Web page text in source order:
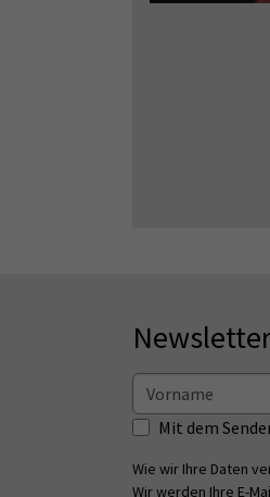
Mit dem
Wie wir Ihre Daten
Wir werden Ihre E-